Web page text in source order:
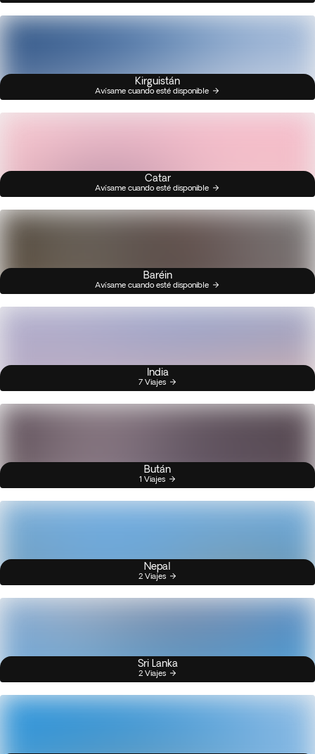
Kirguistán
Avísame cuando esté disponible
Catar
Avísame cuando esté disponible
Baréin
Avísame cuando esté disponible
India
7 Viajes
Bután
1 Viajes
Nepal
2 Viajes
Sri Lanka
2 Viajes